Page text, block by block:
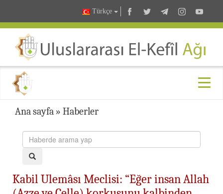
Türkçe
Ana sayfa » Haberler
Kabil Ulemâsı Meclisi: “Eğer insan Allah